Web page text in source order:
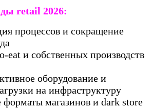
retail 2026:
процессов и сокращение
eat и собственных производств
оборудование и
на инфраструктуру
магазинов и dark store